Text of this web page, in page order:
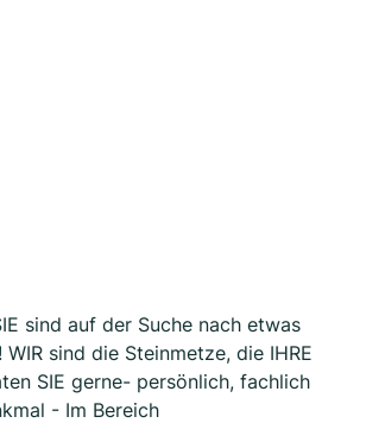
sind auf der Suche nach etwas
sind die Steinmetze, die IHRE
SIE gerne- persönlich, fachlich
- Im Bereich